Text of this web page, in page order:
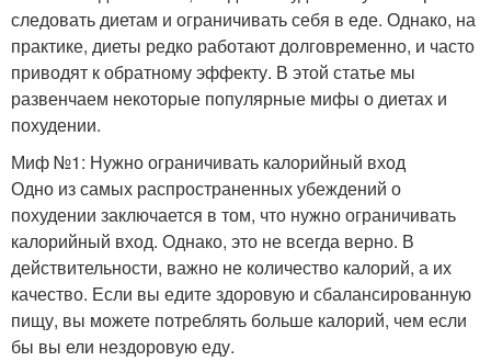
следовать диетам и ограничивать себя в еде. Однако, на
практике, диеты редко работают долговременно, и часто
приводят к обратному эффекту. В этой статье мы
развенчаем некоторые популярные мифы о диетах и
похудении.
Миф №1: Нужно ограничивать калорийный вход
Одно из самых распространенных убеждений о
похудении заключается в том, что нужно ограничивать
калорийный вход. Однако, это не всегда верно. В
действительности, важно не количество калорий, а их
качество. Если вы едите здоровую и сбалансированную
пищу, вы можете потреблять больше калорий, чем если
бы вы ели нездоровую еду.